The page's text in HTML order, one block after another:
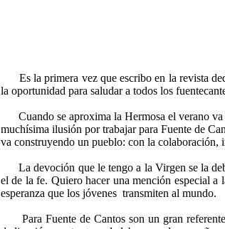
Es la primera vez que escribo en la revista
la oportunidad para saludar a todos los
Cuando se aproxima la Hermosa el verano va
muchísima ilusión por trabajar para Fuente de
va construyendo un pueblo: con la colaboración,
La devoción que le tengo a la Virgen se la
el de la fe. Quiero hacer una mención especial a
esperanza que los jóvenes transmiten al mundo.
Para Fuente de Cantos son un gran